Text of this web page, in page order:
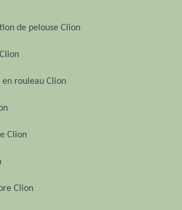
de pelouse Clion
en rouleau Clion
Clion
Clion